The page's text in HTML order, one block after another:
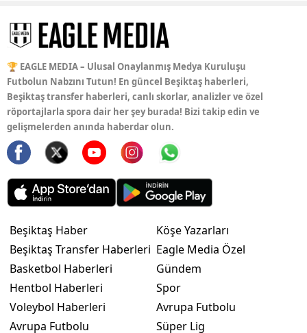
🏆 EAGLE MEDIA – Ulusal Onaylanmış Medya Kuruluşu
Futbolun Nabzını Tutun! En güncel Beşiktaş haberleri,
Beşiktaş transfer haberleri, canlı skorlar, analizler ve özel
röportajlarla spora dair her şey burada! Bizi takip edin ve
gelişmelerden anında haberdar olun.
Beşiktaş Haber
Beşiktaş Transfer Haberleri
Basketbol Haberleri
Hentbol Haberleri
Voleybol Haberleri
Avrupa Futbolu
Köşe Yazarları
Eagle Media Özel
Gündem
Spor
Avrupa Futbolu
Süper Lig